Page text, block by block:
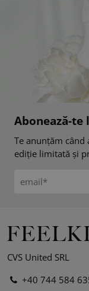
Abonează-
Te anunțăm
ediție limitată și
CVS United SRL
+40 744 584